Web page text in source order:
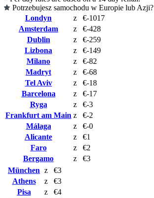
Potrzebujesz samochodu w Europie lub Azji?
Londyn
z
€-1017
Amsterdam
z
€-428
Dublin
z
€-259
Lizbona
z
€-149
Milano
z
€-82
Madryt
z
€-68
Tel Aviv
z
€-18
Barcelona
z
€-17
Ryga
z
€-3
Frankfurt am Main z
€-2
Málaga
z
€-0
Alicante
z
€1
Faro
z
€2
Bergamo
z
€3
München z
€3
Athens
z
€3
Pisa
z
€4